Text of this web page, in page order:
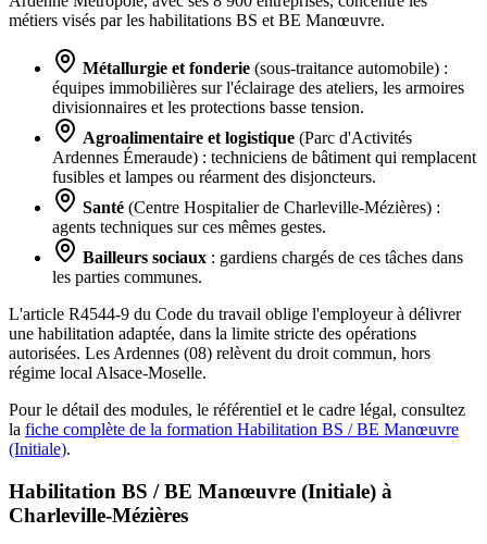
métiers visés par les habilitations BS et BE Manœuvre.
Métallurgie et fonderie (sous-traitance automobile) :
équipes immobilières sur l'éclairage des ateliers, les armoires
divisionnaires et les protections basse tension.
Agroalimentaire et logistique (Parc d'Activités
Ardennes Émeraude) : techniciens de bâtiment qui remplacent
fusibles et lampes ou réarment des disjoncteurs.
Santé (Centre Hospitalier de Charleville-Mézières) :
agents techniques sur ces mêmes gestes.
Bailleurs sociaux : gardiens chargés de ces tâches dans
les parties communes.
L'article R4544-9 du Code du travail oblige l'employeur à délivrer
une habilitation adaptée, dans la limite stricte des opérations
autorisées. Les Ardennes (08) relèvent du droit commun, hors
régime local Alsace-Moselle.
Pour le détail des modules, le référentiel et le cadre légal, consultez
la fiche complète de la formation Habilitation BS / BE Manœuvre
(Initiale).
Habilitation BS / BE Manœuvre (Initiale) à
Charleville-Mézières